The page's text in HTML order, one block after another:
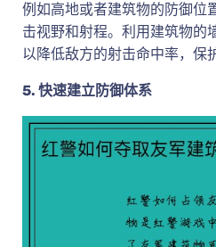
例如高地或者建筑物的防御位
击视野和射程。利用建筑物的
以降低敌方的射击命中率，保
5. 快速建立防御体系